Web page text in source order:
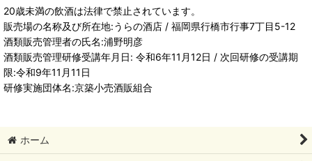
20歳未満の飲酒は法律で禁止されています。
販売場の名称及び所在地:うらの酒店 / 福岡県行橋市行事7丁目5-12
酒類販売管理者の氏名:浦野明彦
酒類販売管理研修受講年月日: 令和6年11月12日 / 次回研修の受講期
限:令和9年11月11日
研修実施団体名:京築小売酒販組合
ホーム